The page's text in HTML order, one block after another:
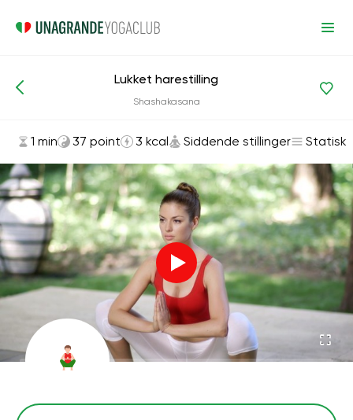
Siddende stillinger
Lukket harestilling
Shashakasana
1 min 37 point 3 kcal Siddende stillinger Statisk